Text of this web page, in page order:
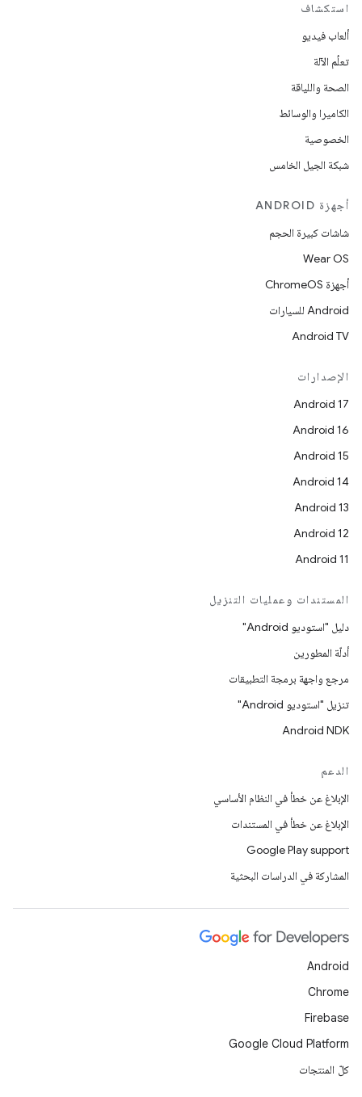
استكشاف
ألعاب فيديو
تعلُم الآلة
الصحة واللياقة
الكاميرا والوسائط
الخصوصية
شبكة الجيل الخامس
أجهزة ANDROID
شاشات كبيرة الحجم
Wear OS
أجهزة ChromeOS
Android للسيارات
Android TV
الإصدارات
Android 17
Android 16
Android 15
Android 14
Android 13
Android 12
Android 11
المستندات وعمليات التنزيل
دليل "استوديو Android"
أدلّة المطورين
مرجع واجهة برمجة التطبيقات
تنزيل "استوديو Android"
Android NDK
الدعم
الإبلاغ عن خطأ في النظام الأساسي
الإبلاغ عن خطأ في المستندات
Google Play support
المشاركة في الدراسات البحثية
Android
Chrome
Firebase
Google Cloud Platform
كلّ المنتجات